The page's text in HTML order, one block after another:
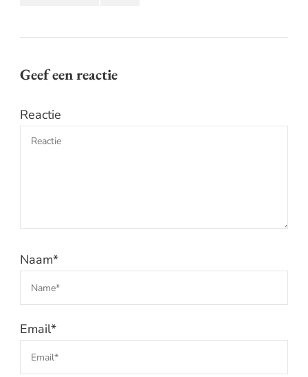
Geef een reactie
Reactie
Naam*
Email*